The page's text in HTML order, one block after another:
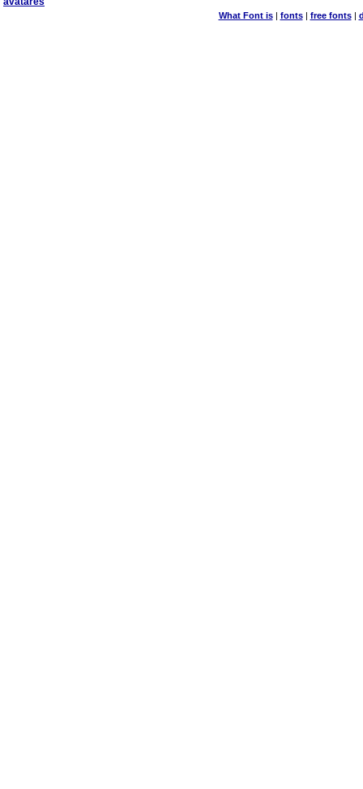
What Font is| fonts| free fonts|